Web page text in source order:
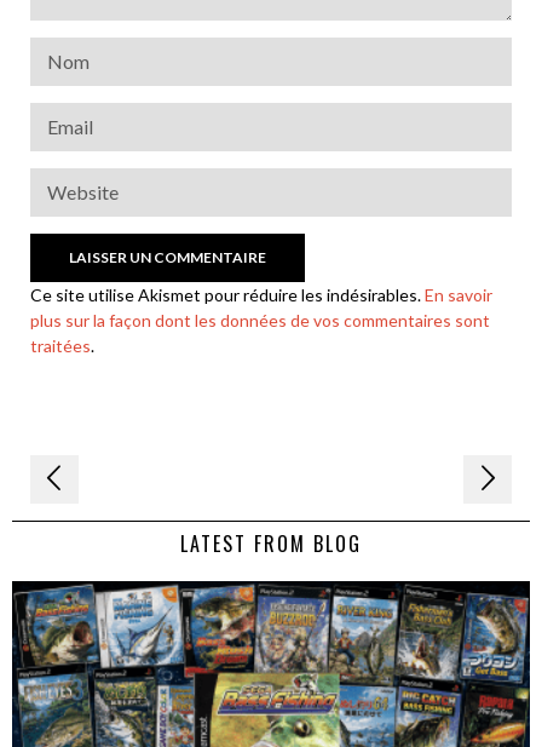
Ce site utilise Akismet pour réduire les indésirables.En savoir
plus sur la façon dont les données de vos commentaires sont
traitées.
Navigation
de LATEST FROM BLOG